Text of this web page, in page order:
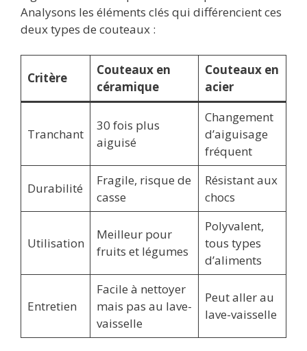
Analysons les éléments clés qui différencient ces
deux types de couteaux :
Critère
Couteaux en
céramique
Couteaux en
acier
Tranchant
30 fois plus
aiguisé
Changement
d’aiguisage
fréquent
Durabilité
Fragile, risque de
casse
Résistant aux
chocs
Utilisation
Meilleur pour
fruits et légumes
Polyvalent,
tous types
d’aliments
Entretien
Facile à nettoyer
mais pas au lave-
vaisselle
Peut aller au
lave-vaisselle